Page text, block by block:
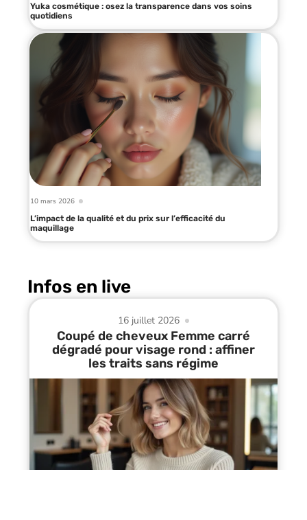
Yuka cosmétique : osez la transparence dans vos soins
quotidiens
10 mars 2026
L’impact de la qualité et du prix sur l’efficacité du
maquillage
Infos en live
16 juillet 2026
Coupé de cheveux Femme carré
dégradé pour visage rond : affiner
les traits sans régime